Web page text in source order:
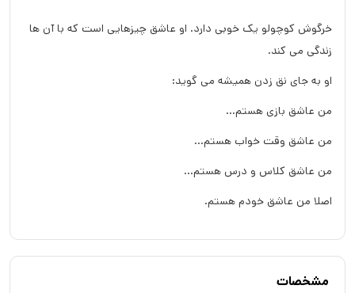
خرگوش کوچولو یک خوبی دارد. او عاشق چیزهایی است که با آن ها
زندگی می کند.
او به جای نق زدن همیشه می گوید:
من عاشق بازی هستم...
من عاشق وقت خواب هستم...
من عاشق کلاس و درس هستم...
اصلا من عاشق خودم هستم.
مشخصات